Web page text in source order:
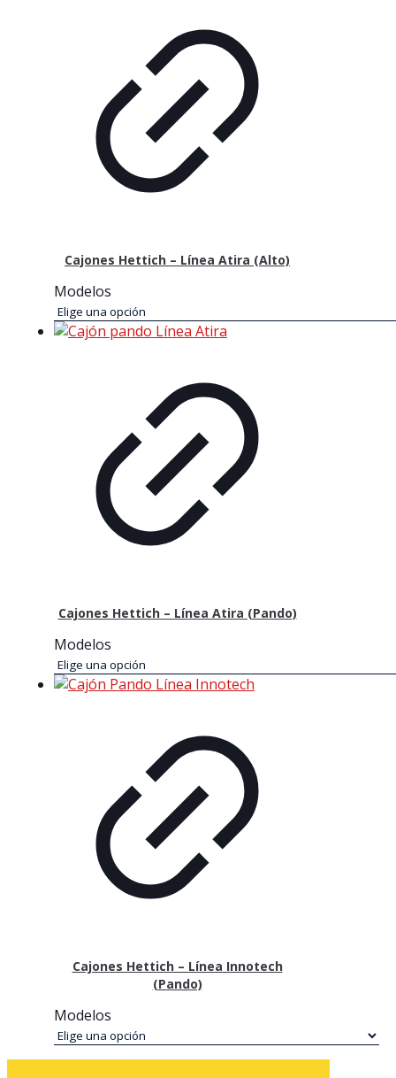
Cajones Hettich – Línea Atira (Alto)
Modelos
Cajones Hettich – Línea Atira (Pando)
Modelos
Cajones Hettich – Línea Innotech
(Pando)
Modelos